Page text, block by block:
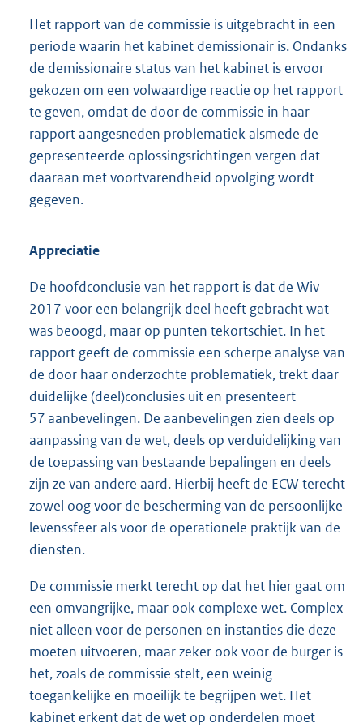
Het rapport van de commissie is uitgebracht in een
periode waarin het kabinet demissionair is. Ondanks
de demissionaire status van het kabinet is ervoor
gekozen om een volwaardige reactie op het rapport
te geven, omdat de door de commissie in haar
rapport aangesneden problematiek alsmede de
gepresenteerde oplossingsrichtingen vergen dat
daaraan met voortvarendheid opvolging wordt
gegeven.
Appreciatie
De hoofdconclusie van het rapport is dat de Wiv
2017 voor een belangrijk deel heeft gebracht wat
was beoogd, maar op punten tekortschiet. In het
rapport geeft de commissie een scherpe analyse van
de door haar onderzochte problematiek, trekt daar
duidelijke (deel)conclusies uit en presenteert
57 aanbevelingen. De aanbevelingen zien deels op
aanpassing van de wet, deels op verduidelijking van
de toepassing van bestaande bepalingen en deels
zijn ze van andere aard. Hierbij heeft de ECW terecht
zowel oog voor de bescherming van de persoonlijke
levenssfeer als voor de operationele praktijk van de
diensten.
De commissie merkt terecht op dat het hier gaat om
een omvangrijke, maar ook complexe wet. Complex
niet alleen voor de personen en instanties die deze
moeten uitvoeren, maar zeker ook voor de burger is
het, zoals de commissie stelt, een weinig
toegankelijke en moeilijk te begrijpen wet. Het
kabinet erkent dat de wet op onderdelen moet